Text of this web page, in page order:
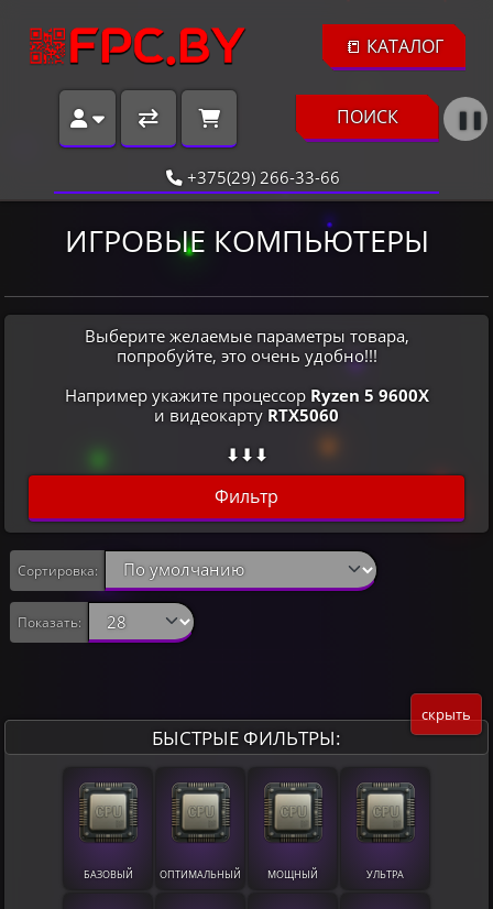
📒 КАТАЛОГ
ПОИСК ❚❚
+375(29) 266-33-66
ИГРОВЫЕ КОМПЬЮТЕРЫ
Выберите желаемые параметры товара,
попробуйте, это очень удобно!!!
Например укажите процессор Ryzen 5 9600X
и видеокарту RTX5060
⬇⬇⬇
Фильтр
Сортировка:
Показать:
БЫСТРЫЕ ФИЛЬТРЫ:
скрыть
БАЗОВЫЙ ОПТИМАЛЬНЫЙ МОЩНЫЙ УЛЬТРА